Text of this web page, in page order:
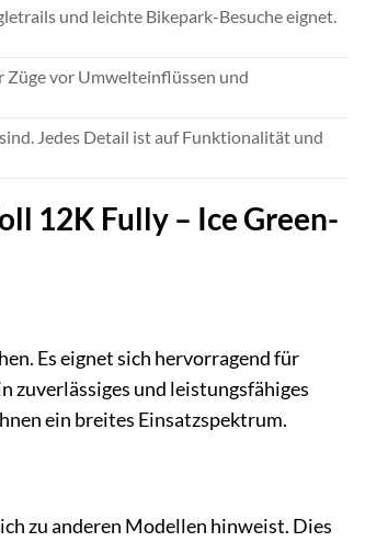
und leichte Bikepark-Besuche eignet.
vor Umwelteinflüssen und
Jedes Detail ist auf Funktionalität und
12K Fully – Ice Green-
Es eignet sich hervorragend für
zuverlässiges und leistungsfähiges
ein breites Einsatzspektrum.
zu anderen Modellen hinweist. Dies